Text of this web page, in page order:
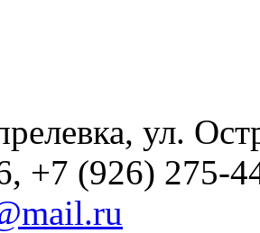
ул.
+7 (926) 275-